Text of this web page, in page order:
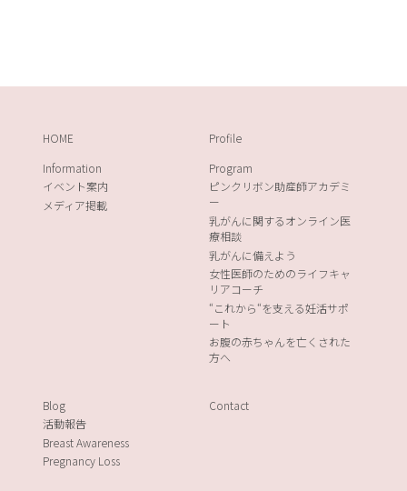
HOME
Profile
Information
イベント案内
メディア掲載
Program
ピンクリボン助産師アカデミ
ー
乳がんに関するオンライン医
療相談
乳がんに備えよう
女性医師のためのライフキャ
リアコーチ
“これから“を支える妊活サポ
ート
お腹の赤ちゃんを亡くされた
方へ
Blog
活動報告
Breast Awareness
Pregnancy Loss
Contact